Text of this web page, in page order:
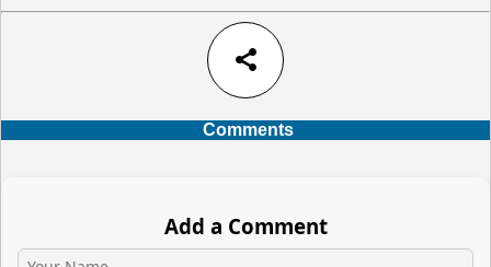
share
Comments
Add a Comment